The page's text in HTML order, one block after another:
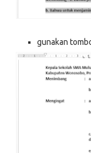
gunakan